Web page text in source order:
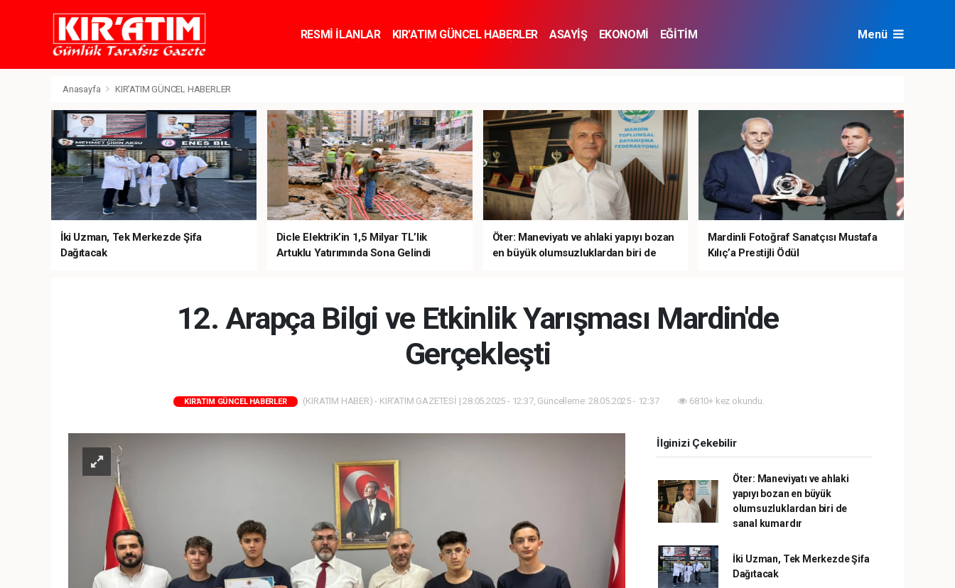
RESMİ İLANLAR KIR'ATIM GÜNCEL HABERLER ASAYİŞ EKONOMİ
EĞİTİM
Menü
Anasayfa KIR'ATIM GÜNCEL HABERLER
İki Uzman, Tek Merkezde Şifa
Dağıtacak
Dicle Elektrik’in 1,5 Milyar TL’lik
Artuklu Yatırımında Sona Gelindi
Öter: Maneviyatı ve ahlaki yapıyı bozan
en büyük olumsuzluklardan biri de
Mardinli Fotoğraf Sanatçısı Mustafa
Kılıç’a Prestijli Ödül
12. Arapça Bilgi ve Etkinlik Yarışması Mardin'de
Gerçekleşti
KIR'ATIM GÜNCEL HABERLER (KIRATIM HABER) - KIR'ATIM GAZETESİ | 28.05.2025 - 12:37, Güncelleme: 28.05.2025 - 12:37 6810+ kez okundu.
İlginizi Çekebilir
Öter: Maneviyatı ve ahlaki
yapıyı bozan en büyük
olumsuzluklardan biri de
sanal kumardır
İki Uzman, Tek Merkezde Şifa
Dağıtacak